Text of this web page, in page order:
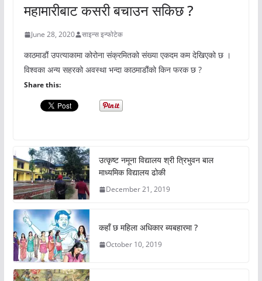
महामारीबाट कसरी बचाउन सकिछ ?
June 28, 2020 साइन्स इन्फोटेक
काठमाडौं उपत्याकामा कोरोना संक्रमितको संख्या एकदम कम देखिएको छ ।
विश्वका अन्य सहरको अवस्था भन्दा काठमाडौंको किन फरक छ ?
Share this:
उत्कृष्ट नमूना विद्यालय श्री त्रिभुवन बाल
माध्यमिक विद्यालय ढोकी
December 21, 2019
कहाँ छ महिला अधिकार ब्यबहारमा ?
October 10, 2019